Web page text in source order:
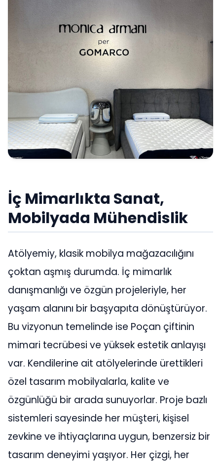
İç Mimarlıkta Sanat,
Mobilyada Mühendislik
Atölyemiy, klasik mobilya mağazacılığını
çoktan aşmış durumda. İç mimarlık
danışmanlığı ve özgün projeleriyle, her
yaşam alanını bir başyapıta dönüştürüyor.
Bu vizyonun temelinde ise Poçan çiftinin
mimari tecrübesi ve yüksek estetik anlayışı
var. Kendilerine ait atölyelerinde ürettikleri
özel tasarım mobilyalarla, kalite ve
özgünlüğü bir arada sunuyorlar. Proje bazlı
sistemleri sayesinde her müşteri, kişisel
zevkine ve ihtiyaçlarına uygun, benzersiz bir
tasarım deneyimi yaşıyor. Her çizgi, her